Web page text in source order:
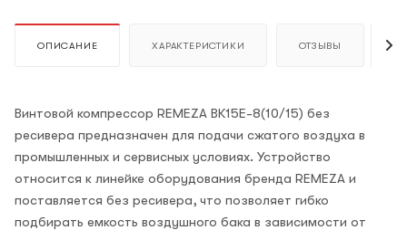
ОПИСАНИЕ ХАРАКТЕРИСТИКИ ОТЗЫВЫ
Винтовой компрессор REMEZA ВК15E-8(10/15) без
ресивера предназначен для подачи сжатого воздуха в
промышленных и сервисных условиях. Устройство
относится к линейке оборудования бренда REMEZA и
поставляется без ресивера, что позволяет гибко
подбирать емкость воздушного бака в зависимости от